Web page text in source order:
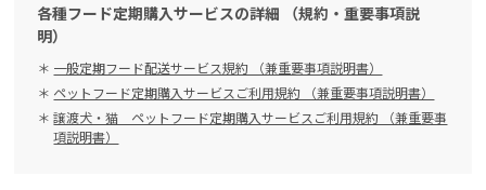
各種フード定期購入サービスの詳細 （規約・重要事項説
明）
一般定期フード配送サービス規約 （兼重要事項説明書）
ペットフード定期購入サービスご利用規約 （兼重要事項説明書）
譲渡犬・猫 ペットフード定期購入サービスご利用規約 （兼重要事
項説明書）